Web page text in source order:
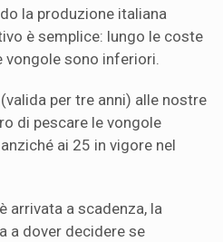
la produzione italiana
è semplice: lungo le coste
vongole sono inferiori.
per tre anni) alle nostre
di pescare le vongole
ai 25 in vigore nel
arrivata a scadenza, la
a dover decidere se